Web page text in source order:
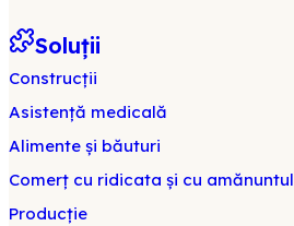
Soluții
Construcții
Asistență medicală
Alimente și băuturi
Comerț cu ridicata și cu amănuntul
Producție